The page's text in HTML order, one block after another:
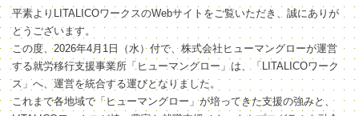
平素よりLITALICOワークスのWebサイトをご覧いただき、誠にありが
とうございます。
この度、2026年4月1日（水）付で、株式会社ヒューマングローが運営
する就労移行支援事業所「ヒューマングロー」は、「LITALICOワーク
ス」へ、運営を統合する運びとなりました。
これまで各地域で「ヒューマングロー」が培ってきた支援の強みと、